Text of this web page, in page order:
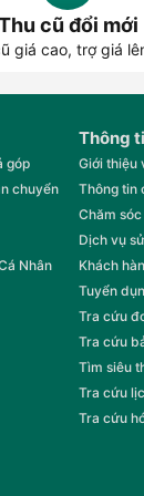
cũ đổi mới
giá cao, trợ giá
góp
chuyển
Nhân
Thông
Giới thiệu
Thông tin
Chăm
Dịch vụ
Khách
Tuyển
Tra cứu
Tra cứu
Tìm siêu
Tra cứu
Tra cứu